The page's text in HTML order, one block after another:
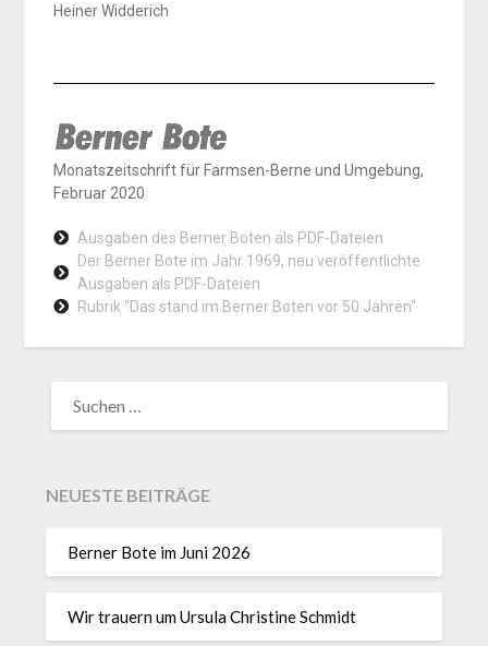
Heiner Widderich
Monatszeitschrift für Farmsen-Berne und Umgebung,
Februar 2020
Ausgaben des Berner Boten als PDF-Dateien
Der Berner Bote im Jahr 1969, neu veröffentlichte
Ausgaben als PDF-Dateien
Rubrik "Das stand im Berner Boten vor 50 Jahren"
NEUESTE BEITRÄGE
Berner Bote im Juni 2026
Wir trauern um Ursula Christine Schmidt